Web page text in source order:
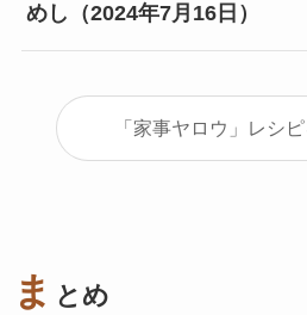
めし（2024年7月16日）
「家事ヤロウ」レシ
ま とめ